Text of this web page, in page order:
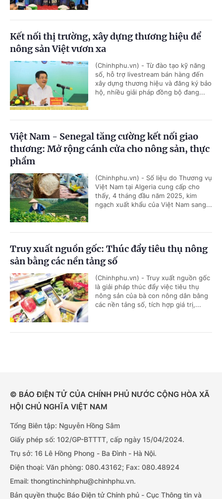
Kết nối thị trường, xây dựng thương hiệu để
nông sản Việt vươn xa
(Chinhphu.vn) - Từ đào tạo kỹ năng
số, hỗ trợ livestream bán hàng đến
xây dựng thương hiệu và đăng ký bảo
hộ, nhiều giải pháp đồng bộ đang...
Việt Nam - Senegal tăng cường kết nối giao
thương: Mở rộng cánh cửa cho nông sản, thực
phẩm
(Chinhphu.vn) - Số liệu do Thương vụ
Việt Nam tại Algeria cung cấp cho
thấy, 4 tháng đầu năm 2025, kim
ngạch xuất khẩu của Việt Nam sang...
Truy xuất nguồn gốc: Thúc đẩy tiêu thụ nông
sản bằng các nền tảng số
(Chinhphu.vn) - Truy xuất nguồn gốc
là giải pháp thúc đẩy việc tiêu thụ
nông sản của bà con nông dân bằng
các nền tảng số, tích hợp giá trị,...
© BÁO ĐIỆN TỬ CỦA CHÍNH PHỦ NƯỚC CỘNG HÒA XÃ
HỘI CHỦ NGHĨA VIỆT NAM
Tổng Biên tập: Nguyễn Hồng Sâm
Giấy phép số: 102/GP-BTTTT, cấp ngày 15/04/2024.
Trụ sở: 16 Lê Hồng Phong - Ba Đình - Hà Nội.
Điện thoại: Văn phòng: 080.43162; Fax: 080.48924
Email: thongtinchinhphu@chinhphu.vn.
Bản quyền thuộc Báo Điện tử Chính phủ - Cục Thông tin và